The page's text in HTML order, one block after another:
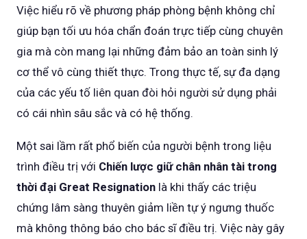
Việc hiểu rõ về phương pháp phòng bệnh không chỉ
giúp bạn tối ưu hóa chẩn đoán trực tiếp cùng chuyên
gia mà còn mang lại những đảm bảo an toàn sinh lý
cơ thể vô cùng thiết thực. Trong thực tế, sự đa dạng
của các yếu tố liên quan đòi hỏi người sử dụng phải
có cái nhìn sâu sắc và có hệ thống.
Một sai lầm rất phổ biến của người bệnh trong liệu
trình điều trị với Chiến lược giữ chân nhân tài trong
thời đại Great Resignation là khi thấy các triệu
chứng lâm sàng thuyên giảm liền tự ý ngưng thuốc
mà không thông báo cho bác sĩ điều trị. Việc này gây